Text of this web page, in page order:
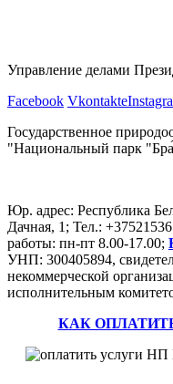
Управление делами
Facebook Vkontakte
Государственное
"Национальный парк
Юр. адрес: Республика
Дачная, 1; Тел.:
работы: пн-пт 8.00-17.00;
УНП: 300405894,
некоммерческой
исполнительным
КАК